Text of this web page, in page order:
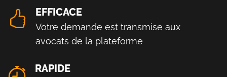
EFFICACE
Votre demande est transmise aux
avocats de la plateforme
RAPIDE